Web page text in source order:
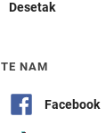
Desetak
NAM
Facebook